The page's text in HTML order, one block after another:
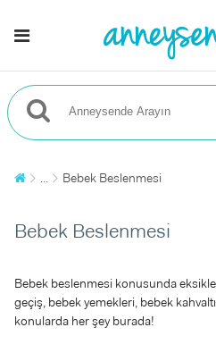
... Bebek Beslenmesi
Bebek Beslenmesi
Bebek beslenmesi konusunda
geçiş, bebek yemekleri, bebek
konularda her şey burada!